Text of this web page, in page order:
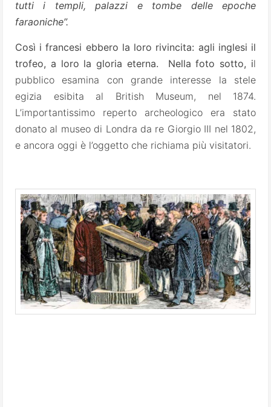
tutti i templi, palazzi e tombe delle epoche
faraoniche”.
Così i francesi ebbero la loro rivincita: agli inglesi il
trofeo, a loro la gloria eterna. Nella foto sotto, il
pubblico esamina con grande interesse la stele
egizia esibita al British Museum, nel 1874.
L’importantissimo reperto archeologico era stato
donato al museo di Londra da re Giorgio III nel 1802,
e ancora oggi è l’oggetto che richiama più visitatori.